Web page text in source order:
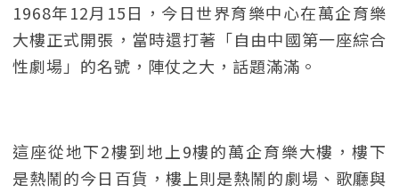
1968年12月15日，今日世界育樂中心在萬企育樂
大樓正式開張，當時還打著「自由中國第一座綜合
性劇場」的名號，陣仗之大，話題滿滿。
這座從地下2樓到地上9樓的萬企育樂大樓，樓下
是熱鬧的今日百貨，樓上則是熱鬧的劇場、歌廳與